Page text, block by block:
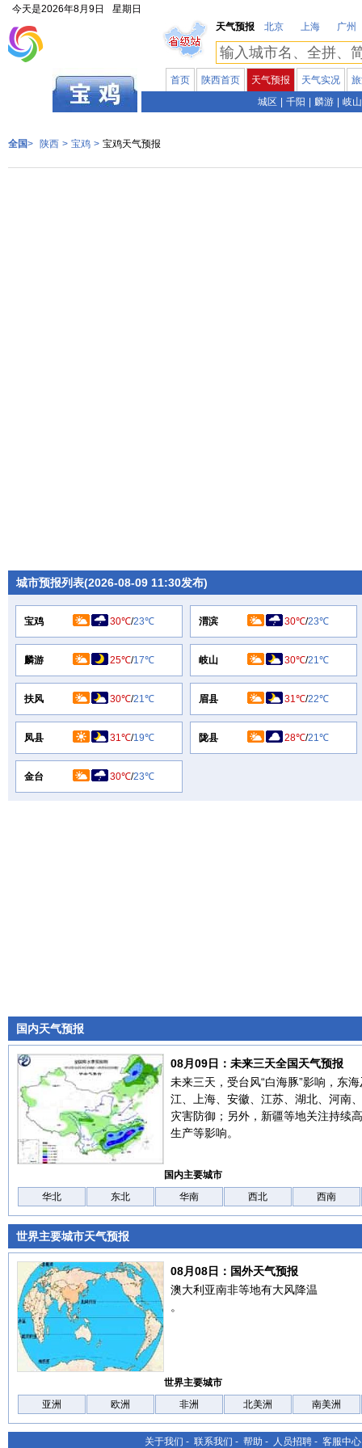
今天是2026年8月9日
星期日
天气预报
北京 上海 广州
首页 陕西首页 天气预报 天气实况
城区
千阳 麟游 岐山
全国> 陕西 > 宝鸡 > 宝鸡天气预报
城市预报列表(2026-08-09 11:30发布)
宝鸡 30℃/23℃ 渭滨 30℃/23℃
麟游 25℃/17℃ 岐山 30℃/21℃
扶风 30℃/21℃ 眉县 31℃/22℃
凤县 31℃/19℃ 陇县 28℃/21℃
金台 30℃/23℃
国内天气预报
08月09日：未来三天全国天气预报
未来三天，受台风“白海豚”影响，东
江、上海、安徽、江苏、湖北、河南
灾害防御；另外，新疆等地关注持续
生产等影响。
国内主要城市
华北
东北 华南 西北 西南
世界主要城市天气预报
08月08日：国外天气预报
澳大利亚南非等地有大风降温
。
世界主要城市
亚洲
欧洲 非洲 北美洲 南美洲
关于我们 - 联系我们 - 帮助 - 人员招聘 - 客服中心